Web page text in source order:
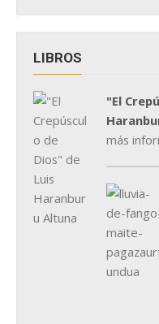
LIBROS
"El
más